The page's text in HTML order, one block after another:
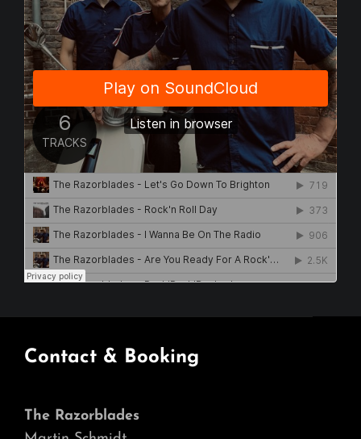
Contact & Booking
The Razorblades